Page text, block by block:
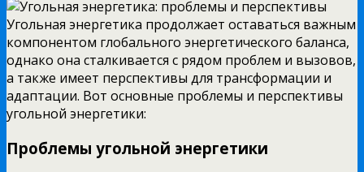
Угольная энергетика продолжает оставаться важным
компонентом глобального энергетического баланса,
однако она сталкивается с рядом проблем и вызовов,
а также имеет перспективы для трансформации и
адаптации. Вот основные проблемы и перспективы
угольной энергетики:
Проблемы угольной энергетики